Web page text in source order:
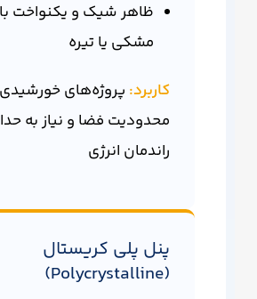
ظاهر شیک و یکنواخت
مشکی یا تیره
کاربرد: پروژه‌های خورشیدی
محدودیت فضا و نیاز به
راندمان انرژی
پنل پلی کریستال
(Polycrystalline)